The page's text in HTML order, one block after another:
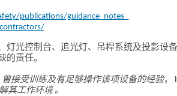
publications/guidance_notes_
灯光控制台、追光灯、吊桿系统及投影设
的责任。
接受训练及有足够操作该项设备的经验，
其工作环境 。